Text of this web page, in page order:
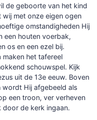
de geboorte van het kind
met onze eigen ogen
omstandigheden Hij
een houten voerbak,
os en een ezel bij.
maken het tafereel
schouwspel. Kijk
uit de 13e eeuw. Boven
wordt Hij afgebeeld als
een troon, ver verheven
door de kerk ingaan.